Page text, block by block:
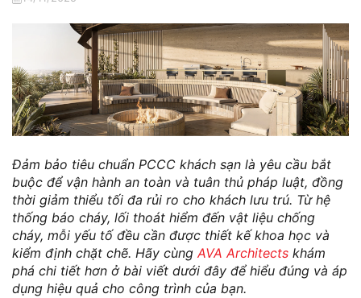
Đảm bảo tiêu chuẩn PCCC khách sạn là yêu cầu bắt
buộc để vận hành an toàn và tuân thủ pháp luật, đồng
thời giảm thiểu tối đa rủi ro cho khách lưu trú. Từ hệ
thống báo cháy, lối thoát hiểm đến vật liệu chống
cháy, mỗi yếu tố đều cần được thiết kế khoa học và
kiểm định chặt chẽ. Hãy cùng AVA Architects khám
phá chi tiết hơn ở bài viết dưới đây để hiểu đúng và áp
dụng hiệu quả cho công trình của bạn.